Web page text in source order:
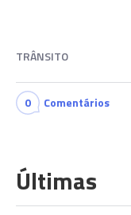
TRÂNSITO
0 Comentários
Últimas